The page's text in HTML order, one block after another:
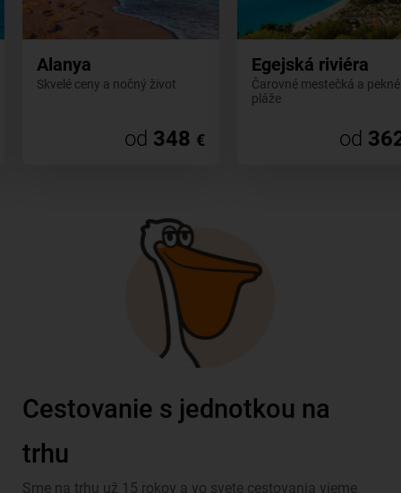
Alanya
Skvelé ceny a nočný život
od 348 €
Egejská riviéra
Čarovné mestečká a pekné
pláže
od
Cestovanie s jednotkou na
trhu
Sme na trhu už 15 rokov a vo svete cestovania vieme